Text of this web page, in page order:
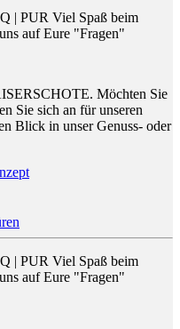
| PUR Viel Spaß beim
auf Eure "Fragen"
Möchten Sie
Sie sich an für unseren
Blick in unser Genuss- oder
| PUR Viel Spaß beim
auf Eure "Fragen"